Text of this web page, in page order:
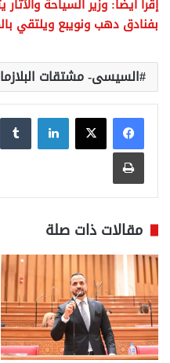
إقرأ أيضا: وزير السياحة
بفنادق دهب ونويبع ويلتقي
السيسى- مشتقات البلازما
لينكدإن
طباعة
مقالات ذات صلة